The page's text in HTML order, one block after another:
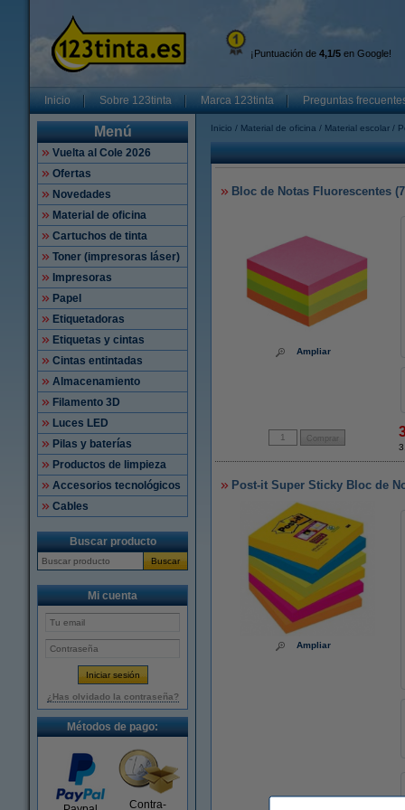
¡Puntuación de 4,1/5 en Google!
Inicio Sobre 123tinta Marca 123tinta Preguntas
Menú
Vuelta al Cole 2026
Ofertas
Novedades
Material de oficina
Cartuchos de tinta
Toner (impresoras láser)
Impresoras
Papel
Etiquetadoras
Etiquetas y cintas
Cintas entintadas
Almacenamiento
Filamento 3D
Luces LED
Pilas y baterías
Productos de limpieza
Accesorios tecnológicos
Cables
Buscar producto
Buscar
Mi cuenta
¿Has olvidado la contraseña?
Métodos de pago:
Contra-
Inicio Material de oficina Material escolar
Bloc de Notas Fluorescentes
Ampliar
Post-it Super Sticky Bloc de
Ampliar